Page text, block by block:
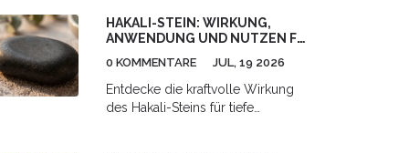
So wird Wohlfühlen sogar
Schmerzen, Stress und
Schlafstörungen hilft - und wie Sie
sie selbst anwenden können.
HAKALI-STEIN: WIRKUNG,
ANWENDUNG UND NUTZEN FÜR
0 KOMMENTARE JUL, 19 2026
Entdecke die kraftvolle Wirkung
des Hakali-Steins für tiefe